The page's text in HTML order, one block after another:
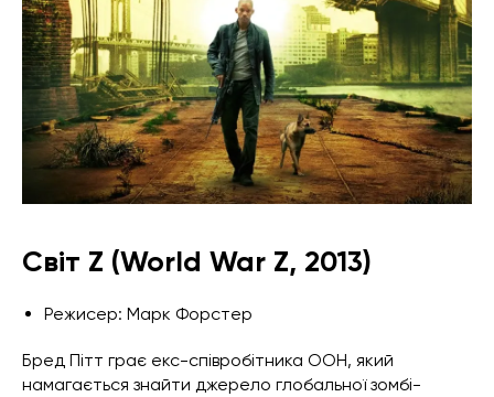
Світ Z (World War Z, 2013)
Режисер: Марк Форстер
Бред Пітт грає екс-співробітника ООН, який
намагається знайти джерело глобальної зомбі-